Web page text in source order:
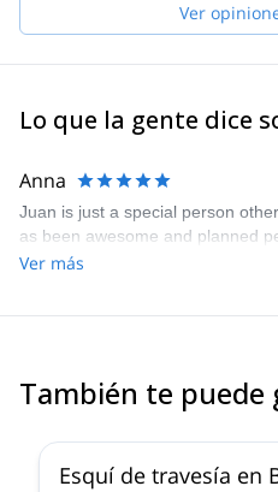
Ver
Lo que la gente dice
Anna
Juan is just a special person
as been awesome and planned
Ver más
También te puede
Esquí de travesía en